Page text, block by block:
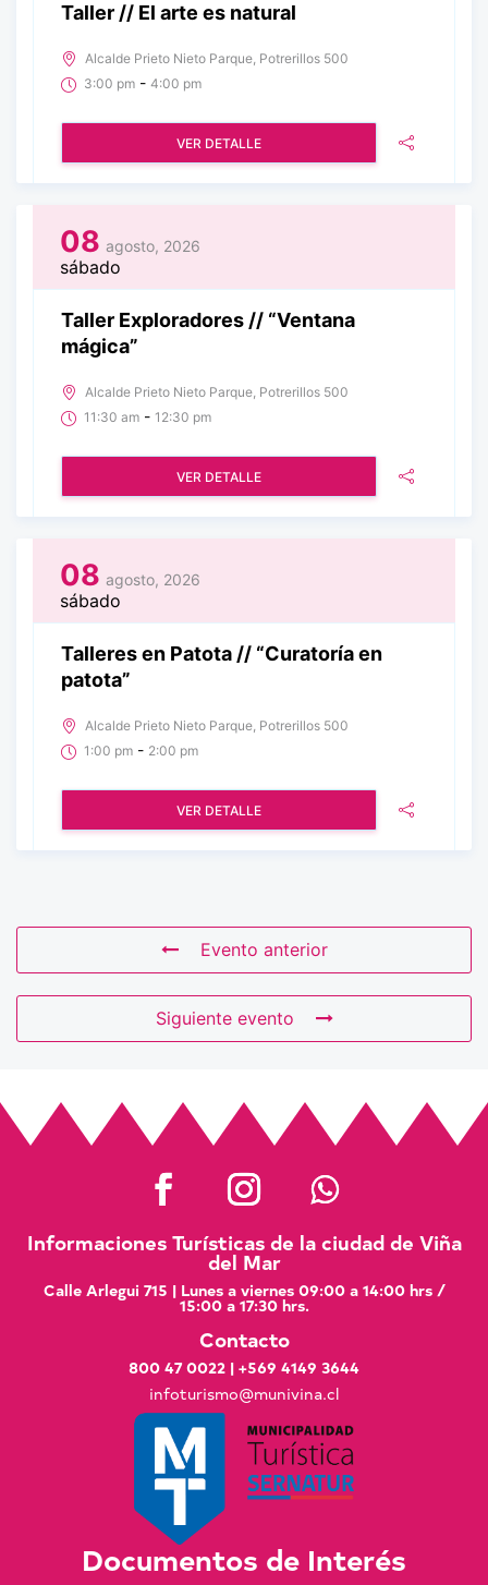
Taller // El arte es natural
Alcalde Prieto Nieto Parque, Potrerillos 500
3:00 pm - 4:00 pm
VER DETALLE
08 agosto, 2026
sábado
Taller Exploradores // “Ventana
mágica”
Alcalde Prieto Nieto Parque, Potrerillos 500
11:30 am - 12:30 pm
VER DETALLE
08 agosto, 2026
sábado
Talleres en Patota // “Curatoría en
patota”
Alcalde Prieto Nieto Parque, Potrerillos 500
1:00 pm - 2:00 pm
VER DETALLE
Evento anterior
Siguiente evento
Informaciones Turísticas de la ciudad de Viña
del Mar
Calle Arlegui 715 | Lunes a viernes 09:00 a 14:00 hrs /
15:00 a 17:30 hrs.
Contacto
800 47 0022 | +569 4149 3644
infoturismo@munivina.cl
Documentos de Interés